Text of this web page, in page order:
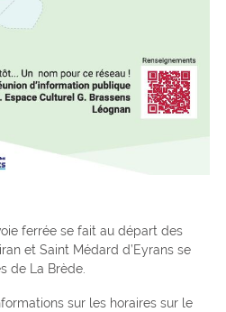
ferrée se fait au départ des
et Saint Médard d’Eyrans se
de La Brède.
sur les horaires sur le